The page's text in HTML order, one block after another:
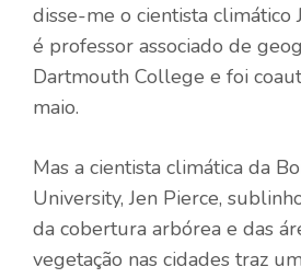
disse-me o cientista climático
é professor associado de
Dartmouth College e foi
maio.
Mas a cientista climática da
University, Jen Pierce,
da cobertura arbórea e das
vegetação nas cidades traz